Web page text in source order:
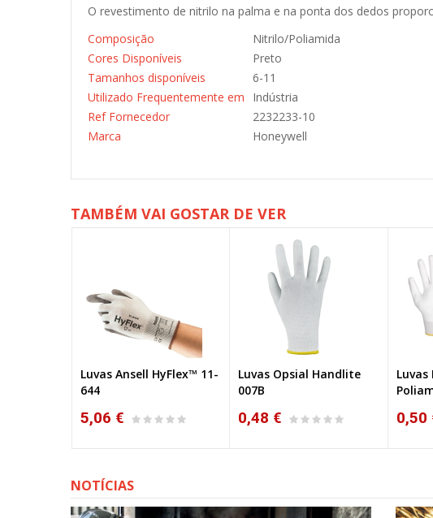
O revestimento de nitrilo na palma e na ponta dos dedos
Composição
Nitrilo/Poliamida
Cores Disponíveis
Preto
Tamanhos disponíveis
6-11
Utilizado Frequentemente em
Indústria
Ref Fornecedor
2232233-10
Marca
Honeywell
TAMBÉM VAI GOSTAR DE VER
Luvas Opsial Handlite
007B
0,48 €
Luvas Honeywell
Poliamida Rev. Pu
0,50 €
Luvas
100N
0,74
NOTÍCIAS